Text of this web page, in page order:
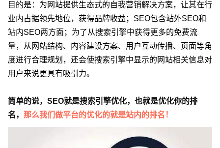
目的是：为网站提供生态式的自我营销解决方案，让其在行
业内占据领先地位，获得品牌收益；SEO包含站外SEO和
站内SEO两方面；为了从搜索引擎中获得更多的免费流
量，从网站结构、内容建设方案、用户互动传播、页面等角
度进行合理规划，还会使搜索引擎中显示的网站相关信息对
用户来说更具有吸引力。
简单的说，SEO就是搜索引擎优化，也就是优化你的排
名， 那么我们做平台的优化的就是站内的排名！